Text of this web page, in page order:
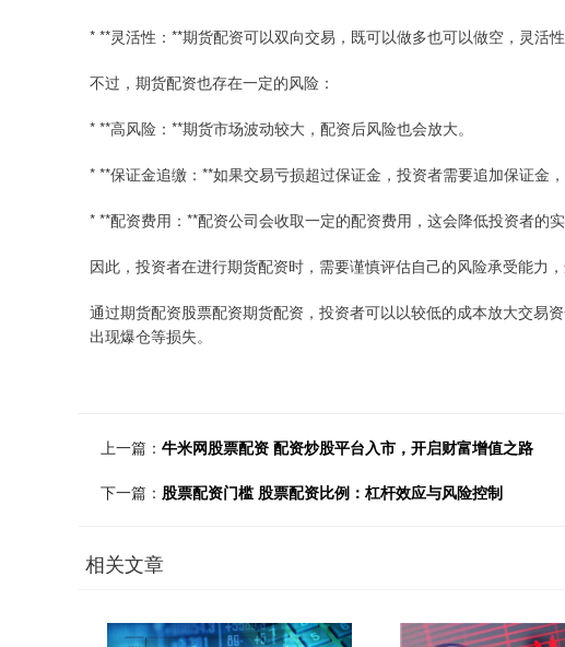
* **灵活性：**期货配资可以双向交易，既可以做多也可以做空，灵活性
不过，期货配资也存在一定的风险：
* **高风险：**期货市场波动较大，配资后风险也会放大。
* **保证金追缴：**如果交易亏损超过保证金，投资者需要追加保证金
* **配资费用：**配资公司会收取一定的配资费用，这会降低投资者的实
因此，投资者在进行期货配资时，需要谨慎评估自己的风险承受能力
通过期货配资股票配资期货配资，投资者可以以较低的成本放大交易
出现爆仓等损失。
上一篇： 牛米网股票配资 配资炒股平台入市，开启财富增值之路
下一篇： 股票配资门槛 股票配资比例：杠杆效应与风险控制
相关文章